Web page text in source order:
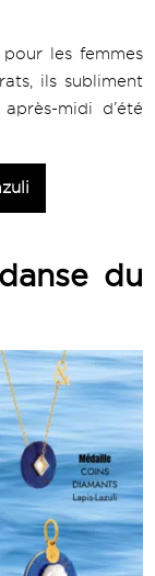
les femmes
ils subliment
midi d’été
du